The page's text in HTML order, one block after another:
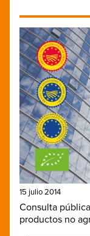
15 julio 2014
Consulta
productos no